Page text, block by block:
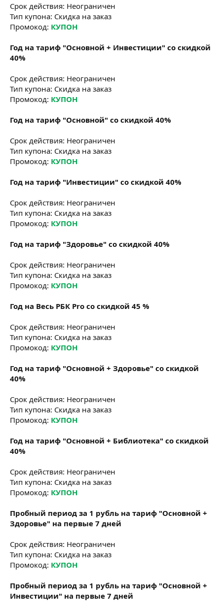
Срок действия: Неограничен
Тип купона: Скидка на заказ
Промокод: КУПОН
Год на тариф "Основной + Инвестиции" со скидкой
40%
Срок действия: Неограничен
Тип купона: Скидка на заказ
Промокод: КУПОН
Год на тариф "Основной" со скидкой 40%
Срок действия: Неограничен
Тип купона: Скидка на заказ
Промокод: КУПОН
Год на тариф "Инвестиции" со скидкой 40%
Срок действия: Неограничен
Тип купона: Скидка на заказ
Промокод: КУПОН
Год на тариф "Здоровье" со скидкой 40%
Срок действия: Неограничен
Тип купона: Скидка на заказ
Промокод: КУПОН
Год на Весь РБК Pro со скидкой 45 %
Срок действия: Неограничен
Тип купона: Скидка на заказ
Промокод: КУПОН
Год на тариф "Основной + Здоровье" со скидкой
40%
Срок действия: Неограничен
Тип купона: Скидка на заказ
Промокод: КУПОН
Год на тариф "Основной + Библиотека" со скидкой
40%
Срок действия: Неограничен
Тип купона: Скидка на заказ
Промокод: КУПОН
Пробный период за 1 рубль на тариф "Основной +
Здоровье" на первые 7 дней
Срок действия: Неограничен
Тип купона: Скидка на заказ
Промокод: КУПОН
Пробный период за 1 рубль на тариф "Основной +
Инвестиции" на первые 7 дней